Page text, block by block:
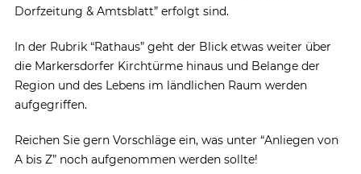
Dorfzeitung & Amtsblatt” erfolgt sind.
In der Rubrik “Rathaus” geht der Blick etwas weiter über
die Markersdorfer Kirchtürme hinaus und Belange der
Region und des Lebens im ländlichen Raum werden
aufgegriffen.
Reichen Sie gern Vorschläge ein, was unter “Anliegen von
A bis Z” noch aufgenommen werden sollte!